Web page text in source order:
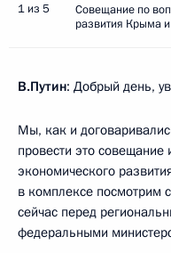
1 из 5
Совещание по
развития Крыма
В.Путин: Добрый день,
Мы, как и
провести это совещание
экономического
в комплексе посмотрим
сейчас перед
федеральными